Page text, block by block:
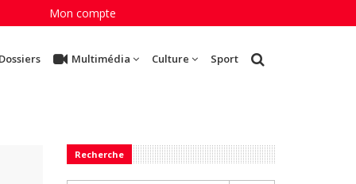
Mon compte
Multimédia Culture Sport
Recherche